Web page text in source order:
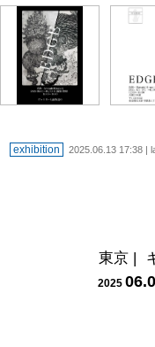
exhibition 2025.06.13 17:38|
東京 |
2025 06.